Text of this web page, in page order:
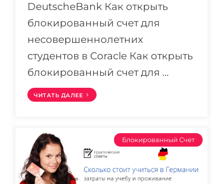
Наши студенты успешно поступают
Беларусь
Другая страна
ЗАПИСАТЬСЯ НА КОНСУЛЬТАЦИЮ
DeutscheBank Как открыть
блокированный счет для
несовершеннолетних
студентов в Coracle Как открыть
блокированный счет для …
ЧИТАТЬ ДАЛЕЕ
Блокированный Счет